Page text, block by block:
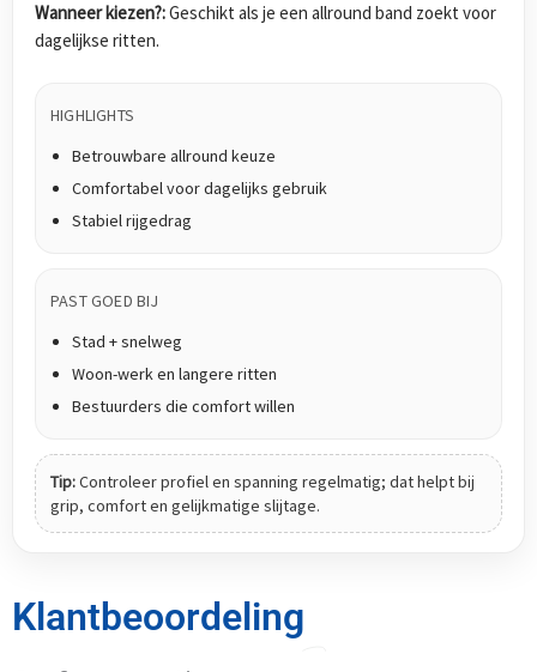
Wanneer kiezen?:Geschikt als je een allround band zoekt voor
dagelijkse ritten.
HIGHLIGHTS
Betrouwbare allround keuze
Comfortabel voor dagelijks gebruik
Stabiel rijgedrag
PAST GOED BIJ
Stad + snelweg
Woon-werk en langere ritten
Bestuurders die comfort willen
Tip:Controleer profiel en spanning regelmatig; dat helpt bij
grip, comfort en gelijkmatige slijtage.
Klantbeoordeling